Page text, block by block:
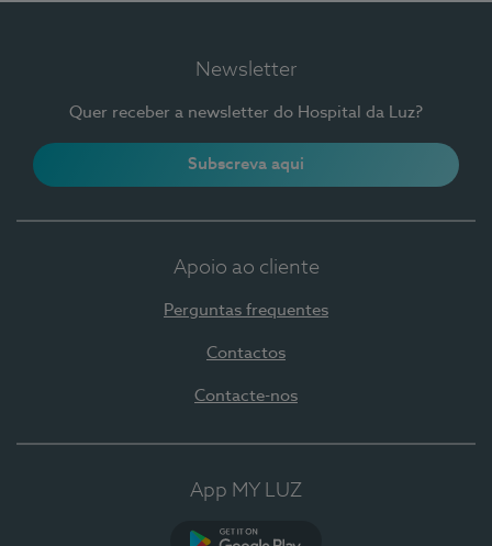
Newsletter
Quer receber a newsletter do Hospital da Luz?
Subscreva aqui
Apoio ao cliente
Perguntas frequentes
Contactos
Contacte-nos
App MY LUZ